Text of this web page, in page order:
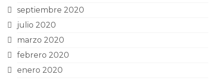
septiembre 2020
julio 2020
marzo 2020
febrero 2020
enero 2020